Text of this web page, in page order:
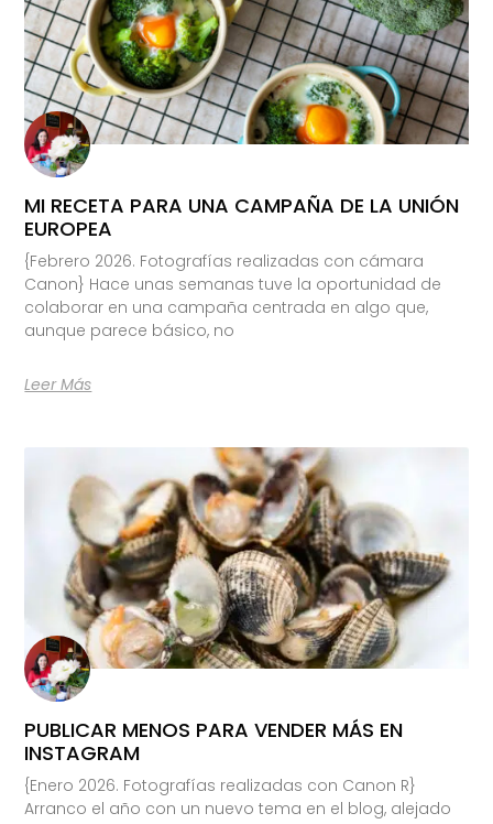
MI RECETA PARA UNA CAMPAÑA DE LA UNIÓN
EUROPEA
{Febrero 2026. Fotografías realizadas con cámara
Canon} Hace unas semanas tuve la oportunidad de
colaborar en una campaña centrada en algo que,
aunque parece básico, no
Leer Más
PUBLICAR MENOS PARA VENDER MÁS EN
INSTAGRAM
{Enero 2026. Fotografías realizadas con Canon R}
Arranco el año con un nuevo tema en el blog, alejado